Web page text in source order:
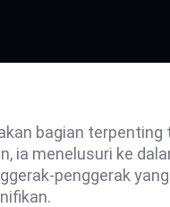
bagian terpenting
ia menelusuri ke
penggerak